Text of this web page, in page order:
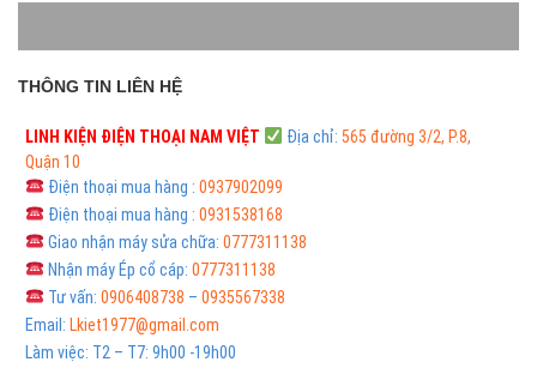
THÔNG TIN LIÊN HỆ
LINH KIỆN ĐIỆN THOẠI NAM VIỆT Địa chỉ: 565 đường 3/2, P.8,
Quận 10
Điện thoại mua hàng : 0937902099
Điện thoại mua hàng : 0931538168
Giao nhận máy sửa chữa: 0777311138
Nhận máy Ép cổ cáp: 0777311138
Tư vấn: 0906408738 – 0935567338
Email: Lkiet1977@gmail.com
Làm việc: T2 – T7: 9h00 -19h00